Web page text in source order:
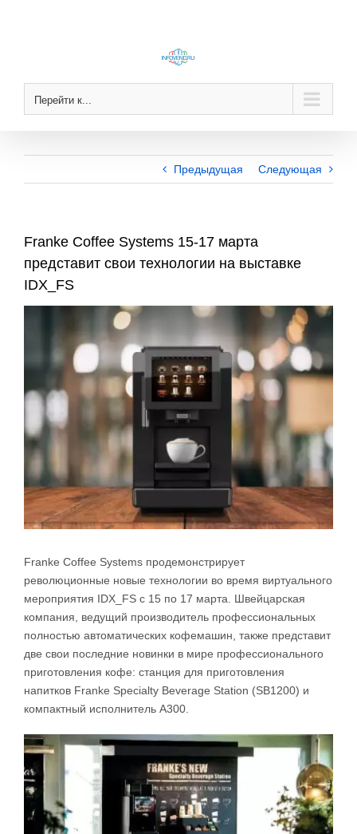
Перейти к...
Предыдущая Следующая
Franke Coffee Systems 15-17 марта
представит свои технологии на выставке
IDX_FS
Image
Franke Coffee Systems продемонстрирует
революционные новые технологии во время виртуального
мероприятия IDX_FS с 15 по 17 марта. Швейцарская
компания, ведущий производитель профессиональных
полностью автоматических кофемашин, также представит
две свои последние новинки в мире профессионального
приготовления кофе: станция для приготовления
напитков Franke Specialty Beverage Station (SB1200) и
компактный исполнитель A300.